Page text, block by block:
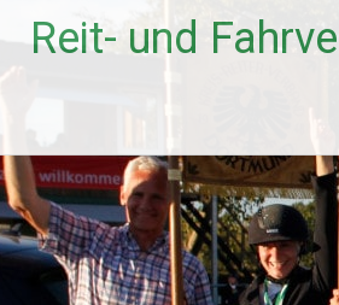
Inhalt
springen
Reit- und